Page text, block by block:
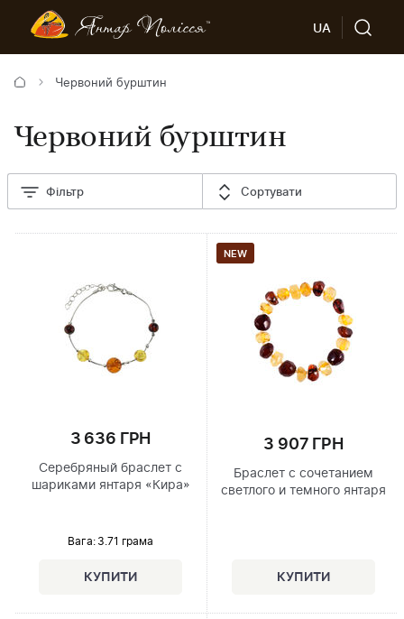
UA
Червоний бурштин
Червоний бурштин
Фільтр Сортувати
3 636 ГРН
Серебряный браслет с
шариками янтаря «Кира»
Вага: 3.71 грама
NEW
3 907 ГРН
Браслет с сочетанием
светлого и темного янтаря